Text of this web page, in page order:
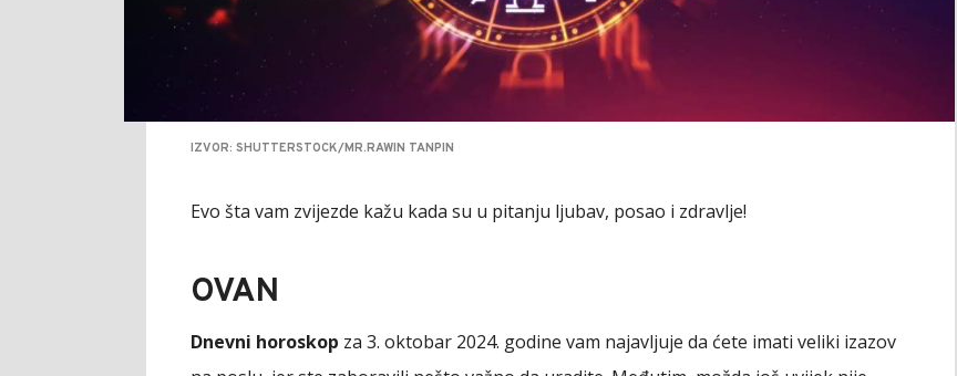
IZVOR: SHUTTERSTOCK/MR.RAWIN TANPIN
Evo šta vam zvijezde kažu kada su u pitanju ljubav, posao i zdravlje!
OVAN
Dnevni horoskop za 3. oktobar 2024. godine vam najavljuje da ćete imati veliki izazov